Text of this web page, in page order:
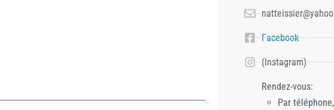
Facebook
(Instagram)
Rendez-vous:
Par téléphone,